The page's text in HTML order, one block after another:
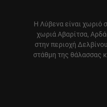
Η Λύβενα είναι χωριό
χωριά Αβαρίτσα,
στην περιοχή
στάθμη της θάλασσας